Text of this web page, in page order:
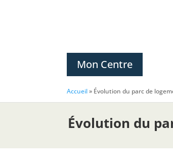
Mon Centre
Accueil» Évolution du parc de
Évolution du